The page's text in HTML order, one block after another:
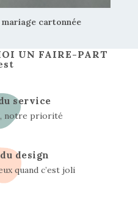
cartonnée
UN FAIRE-PART
service
notre priorité
design
quand c’est joli